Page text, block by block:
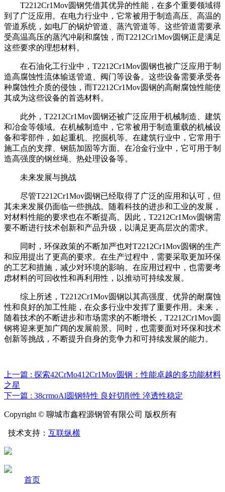
T2212Cr1Mov圆钢凭借其优异的性能，在多个重要领域得
到了广泛应用。在电力行业中，它常被用于制造高压、高温的
管道系统，如电厂的锅炉管道、蒸汽管道等。这些管道需要承
受高温高压的蒸汽冲刷和腐蚀，而T2212Cr1Mov圆钢正是满足
这些要求的理想材料。
在石油化工行业中，T2212Cr1Mov圆钢也被广泛应用于制
造高腐蚀性流体输送管道、阀门等设备。这些设备需要承受各
种腐蚀性介质的侵蚀，而T2212Cr1Mov圆钢的高耐腐蚀性能使
其成为这些设备的首选材料。
此外，T2212Cr1Mov圆钢还被广泛应用于机械制造、建筑
和冶金等领域。在机械制造中，它常被用于制造重载的机械设
备和零部件，如起重机、挖掘机等。在建筑行业中，它常用于
施工点的支撑、钢筋加固等方面。在冶金行业中，它可用于制
造高强度的钢丝绳、热处理设备等。
未来发展与挑战
尽管T2212Cr1Mov圆钢已经取得了广泛的应用和认可，但
其未来发展仍面临一些挑战。随着科技的进步和工业的发展，
对材料性能的要求也在不断提高。因此，T2212Cr1Mov圆钢需
要不断进行技术创新和产品升级，以满足更高层次的需求。
同时，环保政策的不断加严也对T2212Cr1Mov圆钢的生产
和应用提出了更高的要求。在生产过程中，需要采取更加环保
的工艺和措施，减少对环境的影响。在应用过程中，也需要考
虑材料的可回收性和再利用性，以推动可持续发展。
综上所述，T2212Cr1Mov圆钢以其高强度、优异的耐腐蚀
性和良好的加工性能，在众多行业中发挥了重要作用。未来，
随着技术的不断进步和市场需求的不断增长，T2212Cr1Mov圆
钢将迎来更加广阔的发展前景。同时，也需要面对环保和技术
创新等挑战，不断提升自身的竞争力和可持续发展的能力。
上一篇 : 探索42CrMo412Cr1Mov圆钢：性能卓越的多功能材料
之星
下一篇 : 38crmoAl圆钢特性 良好切削性 淬透性稳定
Copyright © 聊城市鑫程源钢管有限公司 版权所有
技术支持： 互联纵横
首页